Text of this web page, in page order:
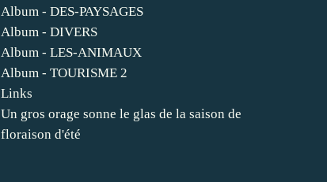
Album - DES-PAYSAGES
Album - DIVERS
Album - LES-ANIMAUX
Album - TOURISME 2
Links
Un gros orage sonne le glas de la saison de
floraison d'été